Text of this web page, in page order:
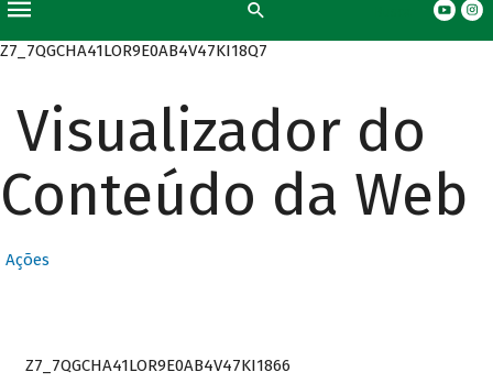
Z7_7QGCHA41LOR9E0AB4V47KI18Q7
Visualizador do
Conteúdo da Web
Ações
Z7_7QGCHA41LOR9E0AB4V47KI1866